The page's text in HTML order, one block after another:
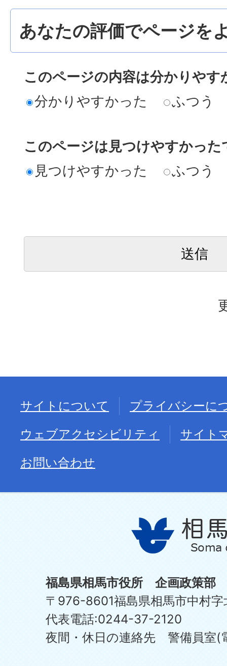
あなたの評価でページを
このページの内容は分かりやす
分かりやすかった
ふつう
このページは見つけやすかった
見つけやすかった
ふつう
サイトについて
プライバシーに
ウェブアクセシビリティ
サイト
お問い合わせ
福島県相馬市役所 企画政策部
〒976-8601福島県相馬市中村
代表電話:0244-37-2120
夜間・休日の連絡先 警備員室